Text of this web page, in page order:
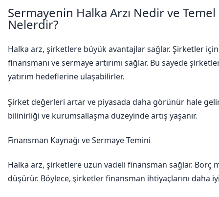
Sermayenin Halka Arzı Nedir ve Temel
Nelerdir?
Halka arz, şirketlere büyük avantajlar sağlar. Şirketler
finansmanı ve sermaye artırımı sağlar. Bu sayede
yatırım hedeflerine ulaşabilirler.
Şirket değerleri artar ve piyasada daha görünür hale
bilinirliği ve kurumsallaşma düzeyinde artış yaşanır.
Finansman Kaynağı ve Sermaye Temini
Halka arz, şirketlere uzun vadeli finansman sağlar. Borç
düşürür. Böylece, şirketler finansman ihtiyaçlarını daha